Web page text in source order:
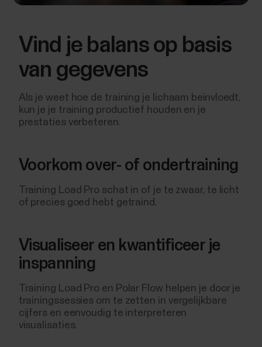
Vind je balans op basis
van gegevens
Als je weet hoe de training je lichaam beïnvloedt,
kun je je training productief houden en je
prestaties verbeteren.
Voorkom over- of ondertraining
Training Load Pro schat in of je te zwaar, te licht
of precies goed hebt getraind.
Visualiseer en kwantificeer je
inspanning
Training Load Pro en Polar Flow helpen je door je
trainingssessies om te zetten in vergelijkbare
cijfers en eenvoudig te interpreteren
visualisaties.